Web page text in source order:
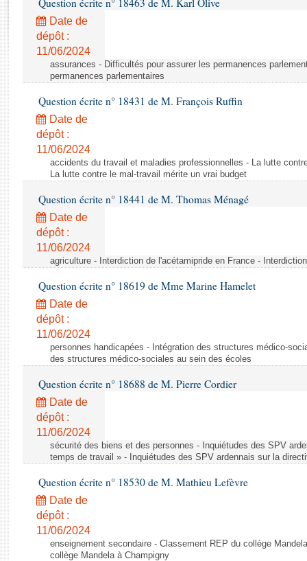
Rapports d'enquête
Rapports législatifs
Rapports sur l'application des lois
Baromètre de l’application des lois
Budget et sécurité sociale
Questions écrites et orales
Comptes rendus des débats
Question écrite n° 18463 de M. Karl Olive
Date de
dépôt :
11/06/2024
assurances - Difficultés pour assurer les permanences
permanences parlementaires
Question écrite n° 18431 de M. François Ruffin
Date de
dépôt :
11/06/2024
accidents du travail et maladies professionnelles - La lutte
La lutte contre le mal-travail mérite un vrai budget
Question écrite n° 18441 de M. Thomas Ménagé
Date de
dépôt :
11/06/2024
agriculture - Interdiction de l'acétamipride en France -
Question écrite n° 18619 de Mme Marine Hamelet
Date de
dépôt :
11/06/2024
personnes handicapées - Intégration des structures médico-
des structures médico-sociales au sein des écoles
Question écrite n° 18688 de M. Pierre Cordier
Date de
dépôt :
11/06/2024
sécurité des biens et des personnes - Inquiétudes des SPV
temps de travail » - Inquiétudes des SPV ardennais sur la
Question écrite n° 18530 de M. Mathieu Lefèvre
Date de
dépôt :
11/06/2024
enseignement secondaire - Classement REP du collège
collège Mandela à Champigny